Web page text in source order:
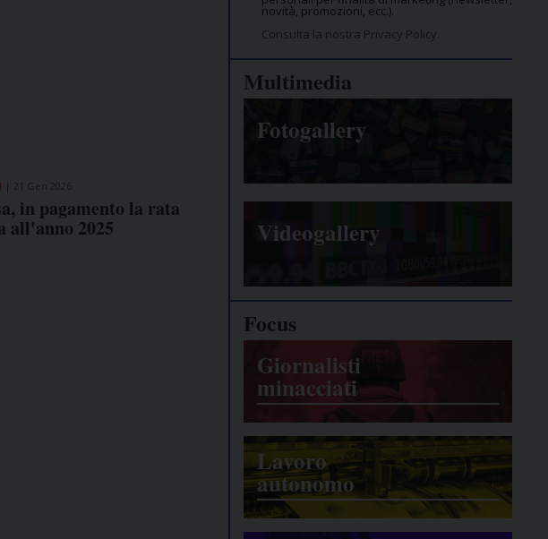
in pagamento la rata
all'anno 2025
novità, promozioni, ecc.).
Consulta la nostra Privacy Policy.
Multimedia
Fotogallery
Videogallery
Focus
Giornalisti
minacciati
Lavoro
autonomo